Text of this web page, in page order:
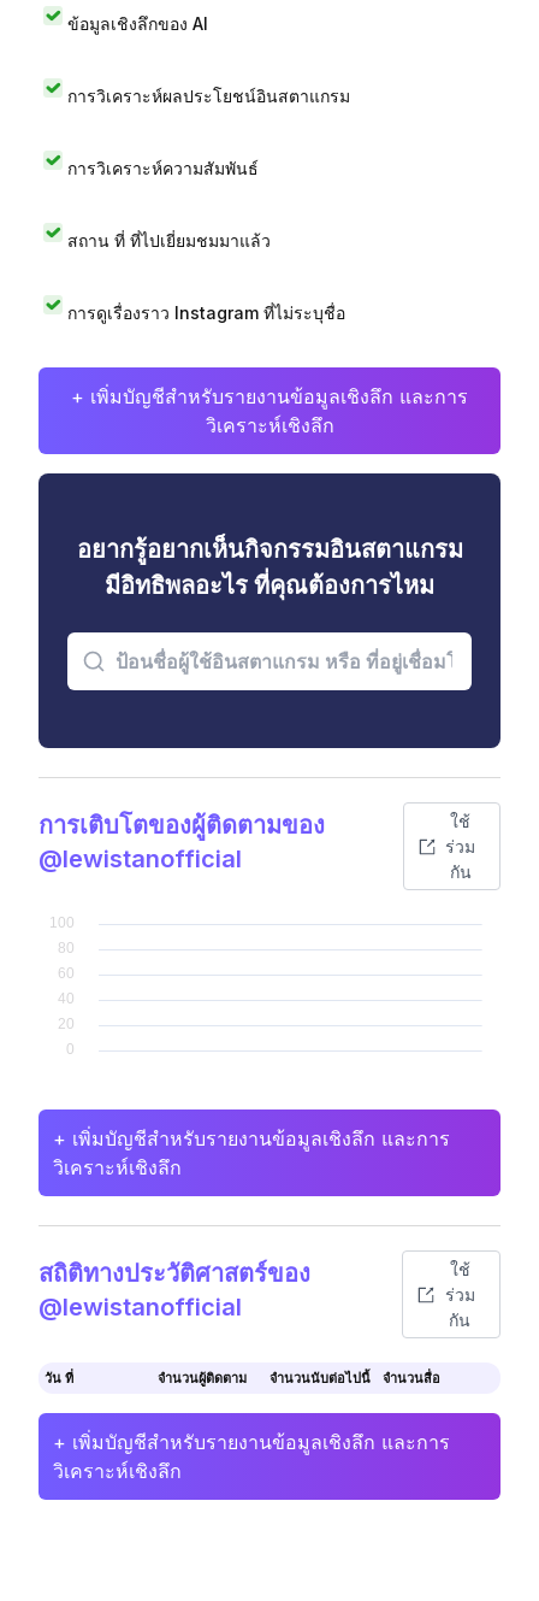
ข้อมูลเชิงลึกของ AI
การวิเคราะห์ผลประโยชน์อินสตาแกรม
การวิเคราะห์ความสัมพันธ์
สถาน ที่ ที่ไปเยี่ยมชมมาแล้ว
การดูเรื่องราว Instagram ที่ไม่ระบุชื่อ
+ เพิ่มบัญชีสำหรับรายงานข้อมูลเชิงลึก และการ
วิเคราะห์เชิงลึก
อยากรู้อยากเห็นกิจกรรมอินสตาแกรม
มีอิทธิพลอะไร ที่คุณต้องการไหม
การเติบโตของผู้ติดตามของ
@lewistanofficial
ใช้
ร่วม
กัน
+ เพิ่มบัญชีสำหรับรายงานข้อมูลเชิงลึก และการ
วิเคราะห์เชิงลึก
สถิติทางประวัติศาสตร์ของ
@lewistanofficial
ใช้
ร่วม
กัน
วัน ที่ จำนวนผู้ติดตาม จำนวนนับต่อไปนี้ จำนวนสื่อ
+ เพิ่มบัญชีสำหรับรายงานข้อมูลเชิงลึก และการ
วิเคราะห์เชิงลึก